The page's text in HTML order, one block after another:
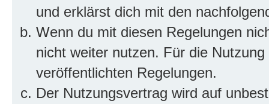
und erklärst dich mit den
Wenn du mit diesen Regelungen
nicht weiter nutzen. Für die
veröffentlichten Regelungen.
Der Nutzungsvertrag wird auf